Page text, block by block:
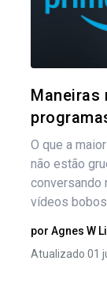
Maneiras
O que a
não estão
conversando
vídeos bobos
por Agnes W
Atualizado 01